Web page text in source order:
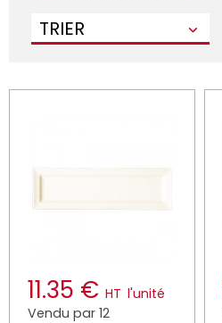
TRIER
11.35 € HT l'unité
Vendu par 12